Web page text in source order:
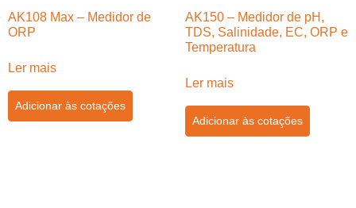
AK108 Max – Medidor de
ORP
Ler mais
Adicionar às cotações
AK150 – Medidor de pH,
TDS, Salinidade, EC, ORP e
Temperatura
Ler mais
Adicionar às cotações